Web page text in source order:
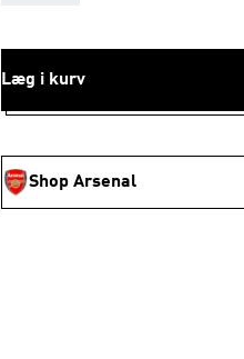
Læg i kurv
Shop Arsenal